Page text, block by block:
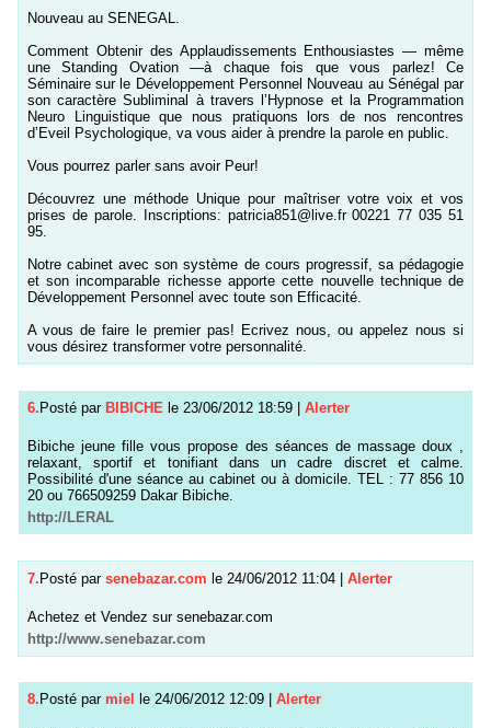
Nouveau au SENEGAL.
Comment Obtenir des Applaudissements Enthousiastes — même
une Standing Ovation —à chaque fois que vous parlez! Ce
Séminaire sur le Développement Personnel Nouveau au Sénégal par
son caractère Subliminal à travers l’Hypnose et la Programmation
Neuro Linguistique que nous pratiquons lors de nos rencontres
d’Eveil Psychologique, va vous aider à prendre la parole en public.
Vous pourrez parler sans avoir Peur!
Découvrez une méthode Unique pour maîtriser votre voix et vos
prises de parole. Inscriptions: patricia851@live.fr 00221 77 035 51
95.
Notre cabinet avec son système de cours progressif, sa pédagogie
et son incomparable richesse apporte cette nouvelle technique de
Développement Personnel avec toute son Efficacité.
A vous de faire le premier pas! Ecrivez nous, ou appelez nous si
vous désirez transformer votre personnalité.
6. Posté par BIBICHE le 23/06/2012 18:59 Alerter
Bibiche jeune fille vous propose des séances de massage doux ,
relaxant, sportif et tonifiant dans un cadre discret et calme.
Possibilité d'une séance au cabinet ou à domicile. TEL : 77 856 10
20 ou 766509259 Dakar Bibiche.
http://LERAL
7.Posté par senebazar.com le 24/06/2012 11:04 | Alerter
Achetez et Vendez sur senebazar.com
http://www.senebazar.com
8. Posté par miel le 24/06/2012 12:09 Alerter